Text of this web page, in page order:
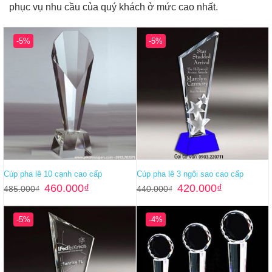
phục vụ nhu cầu của quý khách ở mức cao nhất.
-5%
Cúp pha lê 10 cạnh cao cấp
485.000₫ Giá
gốc
485.000₫.
460.000₫
-5%
Cúp pha lê 3 ngôi sao cao cấp
440.000₫ Giá
gốc
420.000₫Giá
là:
420.000₫.
-5% -4%